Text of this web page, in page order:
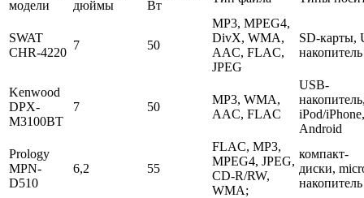
модели
дюймы
Вт
SWAT
CHR-4220
7 50
MP3, MPEG4,
DivX, WMA,
AAC, FLAC,
JPEG
SD-карты,
накопитель
Kenwood
DPX-
M3100BT
7 50
MP3, WMA,
AAC, FLAC
USB-
iPod/
Android
Prology
MPN-
D510
6,2 55
FLAC, MP3,
MPEG4, JPEG,
CD-R/RW,
WMA;
компакт-
диски,
накопитель